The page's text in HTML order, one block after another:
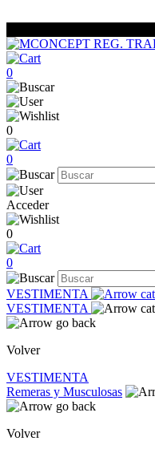
0
0
0
Acceder
0
0
VESTIMENTA
VESTIMENTA
Volver
VESTIMENTA
Remeras y Musculosas
Volver